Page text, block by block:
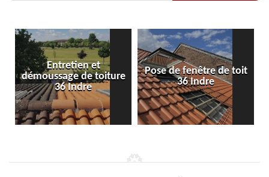
Entretien et
démoussage de toiture
36 Indre
Pose de fenêtre de toit
36 Indre